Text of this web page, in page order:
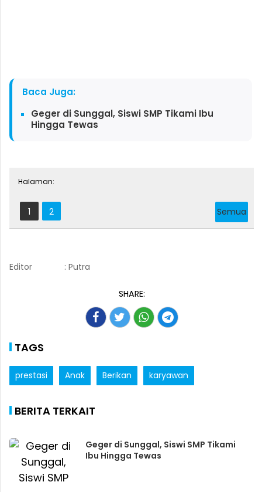
Baca Juga:
Geger di Sunggal, Siswi SMP Tikami Ibu
Hingga Tewas
Halaman:
1 2 Semua
Editor : Putra
SHARE:
TAGS
prestasi Anak Berikan karyawan
BERITA TERKAIT
Geger di Sunggal, Siswi SMP Tikami
Ibu Hingga Tewas